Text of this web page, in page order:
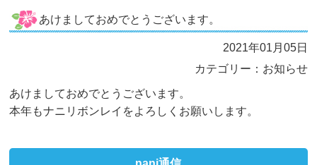
あけましておめでとうございます。
2021年01月05日
カテゴリー：お知らせ
あけましておめでとうございます。
本年もナニリボンレイをよろしくお願いします。